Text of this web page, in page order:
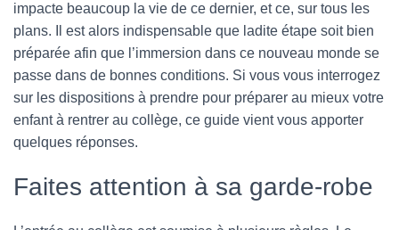
impacte beaucoup la vie de ce dernier, et ce, sur tous les
plans. Il est alors indispensable que ladite étape soit bien
préparée afin que l’immersion dans ce nouveau monde se
passe dans de bonnes conditions. Si vous vous interrogez
sur les dispositions à prendre pour préparer au mieux votre
enfant à rentrer au collège, ce guide vient vous apporter
quelques réponses.
Faites attention à sa garde-robe